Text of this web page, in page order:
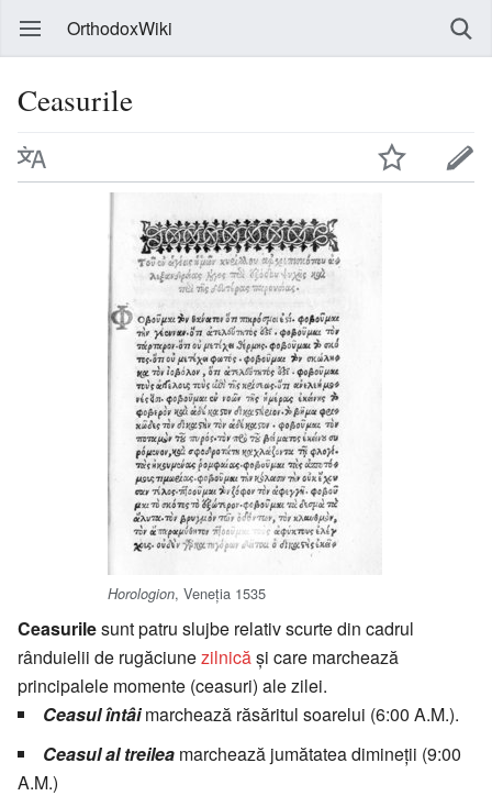
OrthodoxWiki
Ceasurile
Horologion, Veneția 1535
Ceasurilesunt patru slujbe relativ scurte din cadrul
rânduielii de rugăciunezilnicăși care marchează
principalele momente (ceasuri) ale zilei.
Ceasul întâimarchează răsăritul soarelui (6:00 A.M.).
Ceasul al treilea marchează jumătatea dimineții (9:00
A.M.)